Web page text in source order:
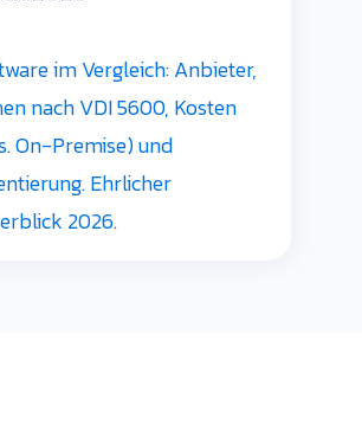
im Vergleich: Anbieter,
nach VDI 5600, Kosten
On-Premise) und
Ehrlicher
2026.